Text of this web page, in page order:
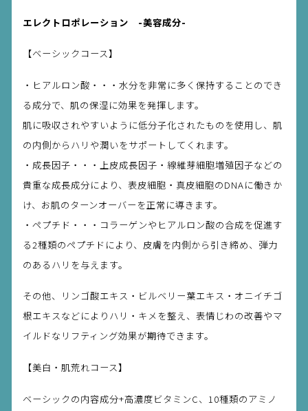
エレクトロポレーション -美容成分-
【ベーシックコース】
・ヒアルロン酸・・・水分を非常に多く保持することのでき
る成分で、肌の保湿に効果を発揮します。
肌に吸収されやすいように低分子化されたものを使用し、肌
の内側からハリや潤いをサポートしてくれます。
・成長因子・・・上皮成長因子・線維芽細胞増殖因子などの
貴重な成長成分により、表皮細胞・真皮細胞のDNAに働きか
け、お肌のターンオーバーを正常に導きます。
・ペプチド・・・コラーゲンやヒアルロン酸の合成を促進す
る2種類のペプチドにより、皮膚を内側から引き締め、弾力
のあるハリを与えます。
その他、リンゴ酸エキス・ビルベリー葉エキス・オニイチゴ
根エキスなどによりハリ・キメを整え、表情じわの改善やマ
イルドなリフティング効果が期待できます。
【美白・肌荒れコース】
ベーシックの内容成分+高濃度ビタミンC、10種類のアミノ